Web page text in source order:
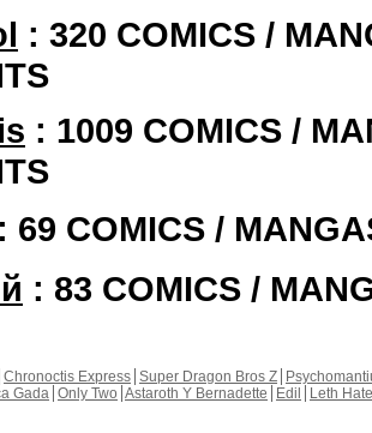
: 320 COMICS /
: 1009 COMICS /
COMICS /
: 83 COMICS /
Chronoctis Express Super Dragon Bros Z
Gada Only Two Astaroth Y Bernadette Edil
Leth Hate